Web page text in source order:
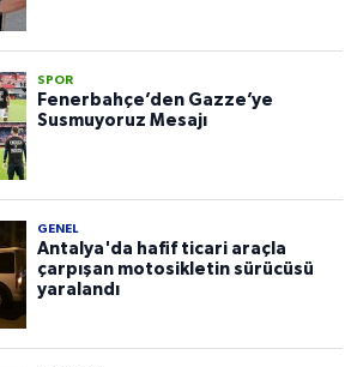
SPOR
Fenerbahçe’den Gazze’ye
Susmuyoruz Mesajı
GENEL
Antalya'da hafif ticari araçla
çarpışan motosikletin sürücüsü
yaralandı